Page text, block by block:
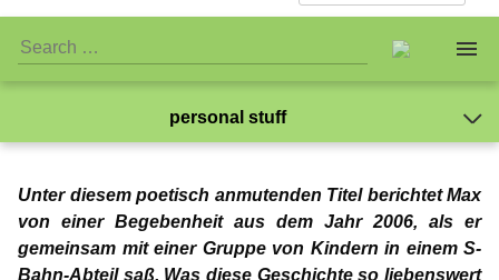
The Team
Standards
Facts & Infos
What is actually paedophilia?
Personal Stuff
Unter diesem poetisch anmutenden Titel berichtet Max
von einer Begebenheit aus dem Jahr 2006, als er
gemeinsam mit einer Gruppe von Kindern in einem S-
Bahn-Abteil saß. Was diese Geschichte so liebenswert
personal stuff
Mein Leben mit der Pädophilie
Was hat mir die Therapie gebracht?
Gabriel
Gedanken zur Liebe
NewMan